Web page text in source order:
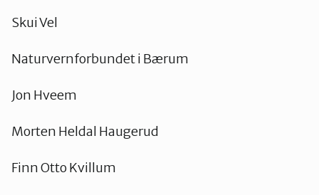
Skui Vel
Naturvernforbundet i Bærum
Jon Hveem
Morten Heldal Haugerud
Finn Otto Kvillum